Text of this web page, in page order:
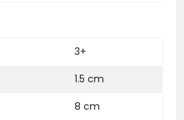
3+
1.5 cm
8 cm